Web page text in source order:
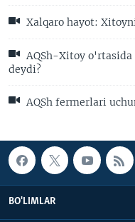
Xalqaro hayot:
AQSh-Xitoy
deydi?
AQSh fermerlari
BO'LIMLAR